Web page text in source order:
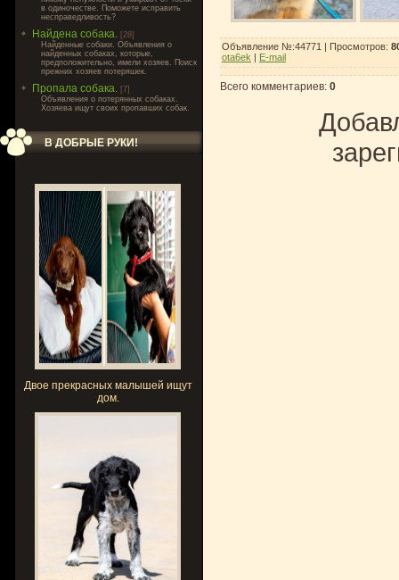
в одиночестве. Поможете исправить
несправедливость?
Найдена собака. [28]
Найденные собаки. Объявления о
найденных собаках, которые,
предположительно, имели хозяев. Поиск
прежних хозяев потеряшек.
Пропала собака. [7]
Объявления о потерянных собаках.
Хозяева ищут своих пропавших собак.
В ДОБРЫЕ РУКИ!
Двое прекрасных малышей ищут
дом.
Объявление №:44771 | Просмотров:
ota6ek | E-mail
Всего комментариев: 0